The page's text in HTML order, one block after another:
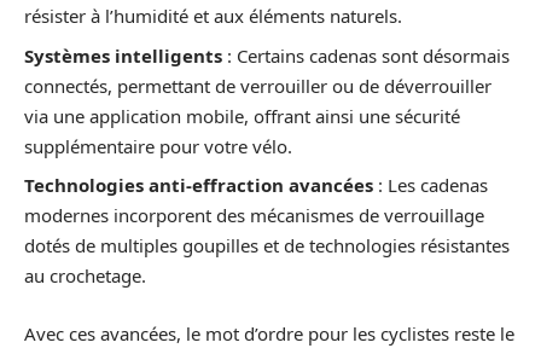
résister à l’humidité et aux éléments naturels.
Systèmes intelligents : Certains cadenas sont désormais
connectés, permettant de verrouiller ou de déverrouiller
via une application mobile, offrant ainsi une sécurité
supplémentaire pour votre vélo.
Technologies anti-effraction avancées : Les cadenas
modernes incorporent des mécanismes de verrouillage
dotés de multiples goupilles et de technologies résistantes
au crochetage.
Avec ces avancées, le mot d’ordre pour les cyclistes reste le